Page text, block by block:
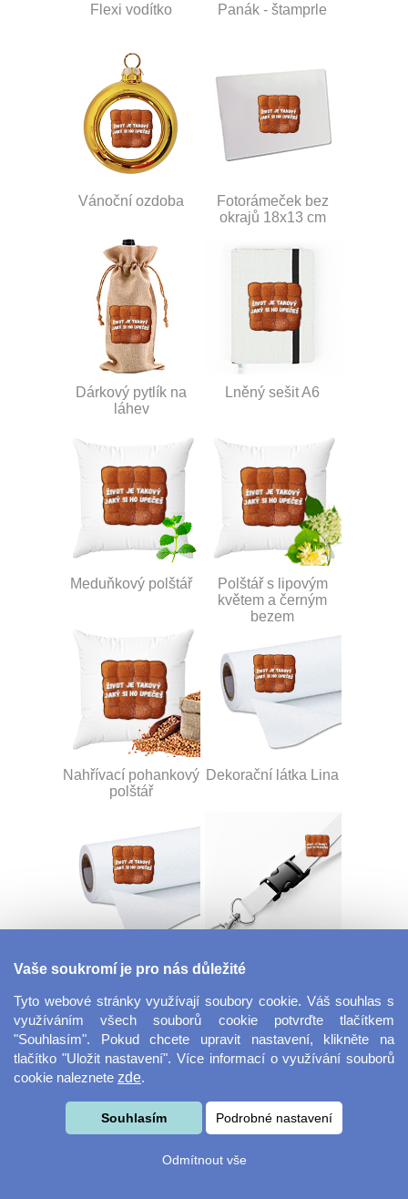
Flexi vodítko Panák - štamprle
Vánoční ozdoba
Fotorámeček bez
okrajů 18x13 cm
Dárkový pytlík na
láhev
Lněný sešit A6
Meduňkový polštář
Polštář s lipovým
květem a černým
bezem
Nahřívací pohankový
polštář
Dekorační látka Lina
Dekorační látka
Šňůrka na klíče s
Velkoformátová
Svačinový box
Vaše soukromí je pro nás důležité
Tyto webové stránky využívají soubory cookie. Váš souhlas s
využíváním všech souborů cookie potvrďte tlačítkem
"Souhlasím". Pokud chcete upravit nastavení, klikněte na
tlačítko "Uložit nastavení". Více informací o využívání souborů
cookie naleznete zde.
Souhlasím Podrobné nastavení
Odmítnout vše